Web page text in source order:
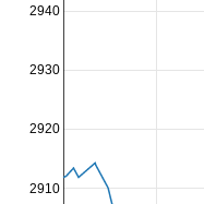
2910
2920
2930
2940